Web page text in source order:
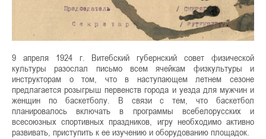
9 апреля 1924 г. Витебский губернский совет физической
культуры разослал письмо всем ячейкам физкультуры и
инструкторам о том, что в наступающем летнем сезоне
предлагается розыгрыш первенств города и уезда для мужчин и
женщин по баскетболу. В связи с тем, что баскетбол
планировалось включать в программы всебелорусских и
всесоюзных спортивных праздников, игру необходимо активно
развивать, приступить к ее изучению и оборудованию площадок.